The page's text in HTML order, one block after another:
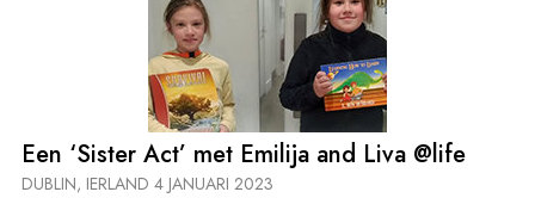
Een ‘Sister Act’ met Emilija and Liva @life
DUBLIN, IERLAND 4 JANUARI 2023